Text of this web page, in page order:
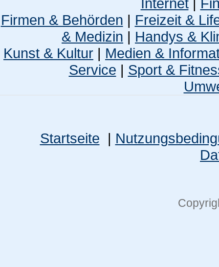
Firmen & Behörden | Freizeit &
& Medizin | Handys &
Kunst & Kultur | Medien &
Service | Sport &
Startseite |